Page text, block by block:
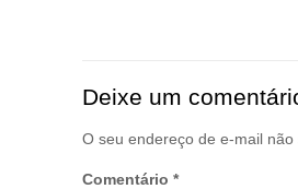
Deixe um
O seu endereço de e-mail não
Comentário *